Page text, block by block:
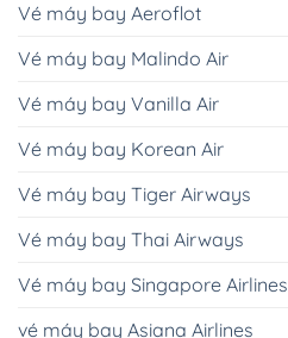
Vé máy bay Aeroflot
Vé máy bay Malindo Air
Vé máy bay Vanilla Air
Vé máy bay Korean Air
Vé máy bay Tiger Airways
Vé máy bay Thai Airways
Vé máy bay Singapore Airlines
vé máy bay Asiana Airlines